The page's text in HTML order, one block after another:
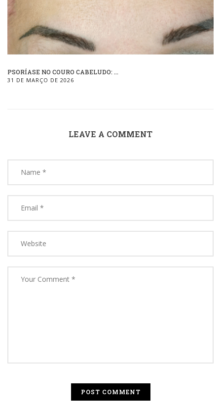
PSORÍASE NO COURO CABELUDO: ...
31 DE MARÇO DE 2026
LEAVE A COMMENT